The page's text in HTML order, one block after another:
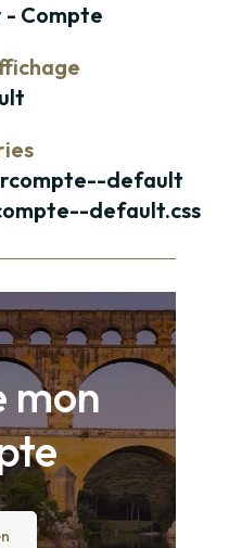
- Compte
default
default.css
mon